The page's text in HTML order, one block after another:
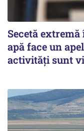
Secetă
apă face un
activități sunt